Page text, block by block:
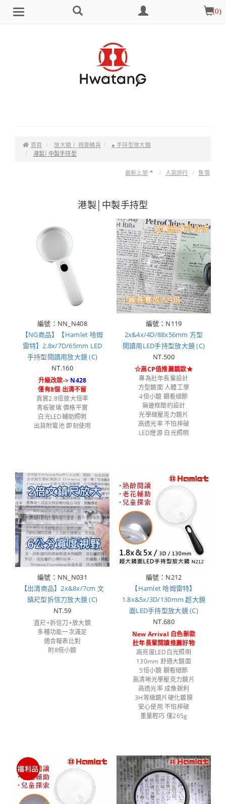
選
搜
會
員
中
購
物
車
(0)
首頁 放大鏡 │ 視覺輔具
● 手持型放大鏡
港製│中製手持型
最新上架 人氣排行 售價
港製│中製手持型
編號：NN_N408
【NG商品】【Hamlet 哈姆
雷特】2.8x/7D/65mm LED
手持型閱讀用放大鏡 (C)
NT.160
升級改款-> N428
僅有8個 出清不留
真實2.8倍放大倍率
青板玻璃 價格平實
白光LED輔助照明
出貨附電池 即刻使用
編號：N119
2x&4x/4D/88x56mm 方型
閱讀用LED手持型放大鏡 (C)
NT.500
☆高CP值推薦鏡款★
專為壯年長輩設計
方型鏡面 人體工學
4倍小鏡 觀看細節
無邊框簡約設計
光學級壓克力鏡片
高透光率 不怕摔破
LED燈源 白光照明
編號：NN_N031
【出清商品】2x&8x/7cm 文
鎮尺型拆信刀放大鏡 (C)
NT.59
直尺+拆信刀+放大鏡
多種功能一次滿足
適合報表比對
附8倍小鏡
編號：N212
【Hamlet 哈姆雷特】
1.8x&5x/3D/130mm 超大鏡
面LED手持型放大鏡 (C)
NT.680
New Arrival 白色新款
壯年長輩閱讀推薦好物
高亮度LED白光照明
130mm 舒適大鏡面
5倍小鏡 觀看細節
高清晰光學壓克力鏡片
高透光率 成像銳利
3H等級鏡片硬化鍍膜
安心使用 不怕摔破
重量輕巧 僅265g